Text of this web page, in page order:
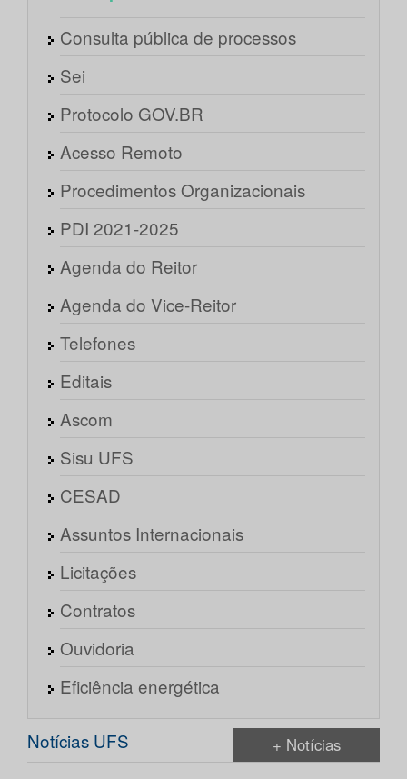
Consulta pública de processos
Sei
Protocolo GOV.BR
Acesso Remoto
Procedimentos Organizacionais
PDI 2021-2025
Agenda do Reitor
Agenda do Vice-Reitor
Telefones
Editais
Ascom
Sisu UFS
CESAD
Assuntos Internacionais
Licitações
Contratos
Ouvidoria
Eficiência energética
Notícias UFS + Notícias